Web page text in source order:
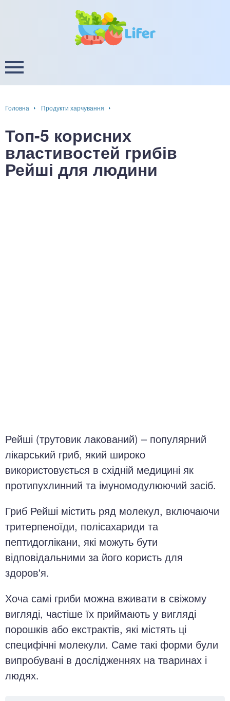
Головна Продукти харчування
Топ-5 корисних
властивостей грибів
Рейші для людини
Рейші (трутовик лакований) – популярний
лікарський гриб, який широко
використовується в східній медицині як
протипухлинний та імуномодулюючий засіб.
Гриб Рейші містить ряд молекул, включаючи
тритерпеноїди, полісахариди та
пептидоглікани, які можуть бути
відповідальними за його користь для
здоров'я.
Хоча самі гриби можна вживати в свіжому
вигляді, частіше їх приймають у вигляді
порошків або екстрактів, які містять ці
специфічні молекули. Саме такі форми були
випробувані в дослідженнях на тваринах і
людях.
/ звуження судин
енергії, уваги